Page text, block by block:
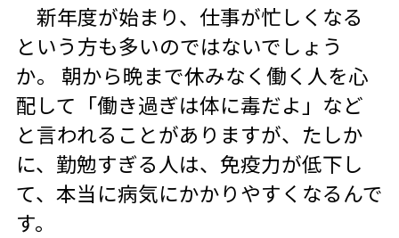
新年度が始まり、仕事が忙しくなる
という方も多いのではないでしょう
か。 朝から晩まで休みなく働く人を心
配して「働き過ぎは体に毒だよ」など
と言われることがありますが、たしか
に、勤勉すぎる人は、免疫力が低下し
て、本当に病気にかかりやすくなるんで
す。